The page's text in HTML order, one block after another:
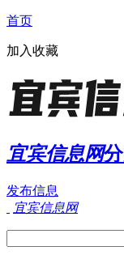
首页
加入收藏
宜宾信息网
发布信息
宜宾信息网